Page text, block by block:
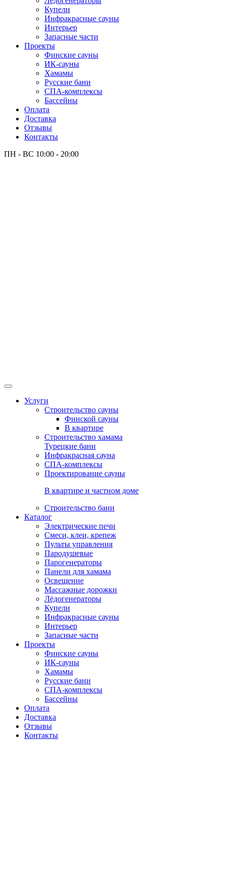
Купели
Инфракрасные сауны
Интерьер
Запасные части
Проекты
Финские сауны
ИК-сауны
Хамамы
Русские бани
СПА-комплексы
Бассейны
Оплата
Доставка
Отзывы
Контакты
ПН - ВС 10:00 - 20:00
Услуги
Строительство сауны
Финской сауны
В квартире
Строительство хамама
Турецкие бани
Инфракрасная сауна
СПА-комплексы
Проектирование сауны
В квартире и частном доме
Строительство бани
Каталог
Электрические печи
Смеси, клеи, крепеж
Пульты управления
Пародушевые
Парогенераторы
Панели для хамама
Освещение
Массажные дорожки
Лёдогенераторы
Купели
Инфракрасные сауны
Интерьер
Запасные части
Проекты
Финские сауны
ИК-сауны
Хамамы
Русские бани
СПА-комплексы
Бассейны
Оплата
Доставка
Отзывы
Контакты